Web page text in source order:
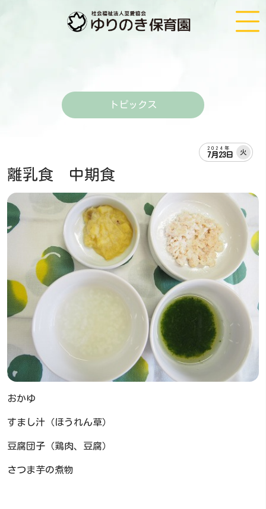
トピックス
2024年
7月23日 火
離乳食 中期食
おかゆ
すまし汁（ほうれん草）
豆腐団子（鶏肉、豆腐）
さつま芋の煮物